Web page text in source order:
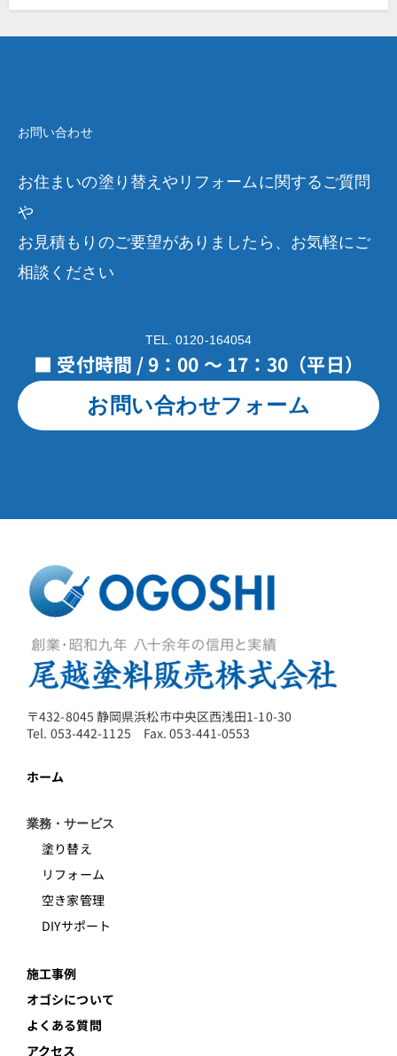
お問い合わせ
お住まいの塗り替えやリフォームに関するご質問
や
お見積もりのご要望がありましたら、お気軽にご
相談ください
TEL. 0120-164054
■ 受付時間 / 9：00 ～ 17：30（平日）
お問い合わせフォーム
〒432-8045 静岡県浜松市中央区西浅田1-10-30
Tel. 053-442-1125 Fax. 053-441-0553
ホーム
業務・サービス
塗り替え
リフォーム
空き家管理
DIYサポート
施工事例
オゴシについて
よくある質問
アクセス